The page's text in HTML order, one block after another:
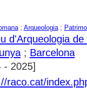
; Arqueologia;
d'Arqueologia de
; Barcelona
- 2025]
raco.cat/